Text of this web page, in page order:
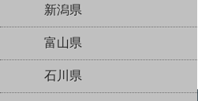
新潟県
富山県
石川県